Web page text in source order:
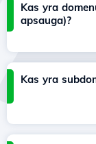
Kas yra
apsauga)?
Kas yra